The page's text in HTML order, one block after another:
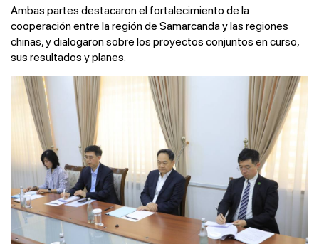
Ambas partes destacaron el fortalecimiento de la
cooperación entre la región de Samarcanda y las regiones
chinas, y dialogaron sobre los proyectos conjuntos en curso,
sus resultados y planes.